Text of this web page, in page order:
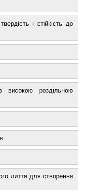
і стійкість до
високою роздільною
лиття для створення